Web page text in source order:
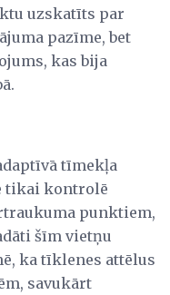
uzskatīts par
pazīme, bet
kas bija
tīmekļa
tikai kontrolē
punktiem,
šīm vietņu
ka tīklenes attēlus
savukārt